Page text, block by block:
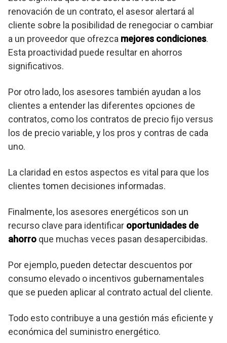
renovación de un contrato, el asesor alertará al
cliente sobre la posibilidad de renegociar o cambiar
a un proveedor que ofrezca mejores condiciones.
Esta proactividad puede resultar en ahorros
significativos.
Por otro lado, los asesores también ayudan a los
clientes a entender las diferentes opciones de
contratos, como los contratos de precio fijo versus
los de precio variable, y los pros y contras de cada
uno.
La claridad en estos aspectos es vital para que los
clientes tomen decisiones informadas.
Finalmente, los asesores energéticos son un
recurso clave para identificar oportunidades de
ahorro que muchas veces pasan desapercibidas.
Por ejemplo, pueden detectar descuentos por
consumo elevado o incentivos gubernamentales
que se pueden aplicar al contrato actual del cliente.
Todo esto contribuye a una gestión más eficiente y
económica del suministro energético.